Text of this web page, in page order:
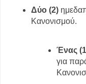
Δύο (2)
Κανονισμού.
Ένας
για